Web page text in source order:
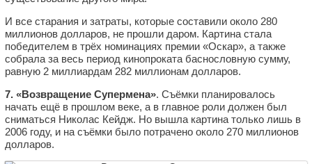
И все старания и затраты, которые составили около 280
миллионов долларов, не прошли даром. Картина стала
победителем в трёх номинациях премии «Оскар», а также
собрала за весь период кинопроката баснословную сумму,
равную 2 миллиардам 282 миллионам долларов.
7. «Возвращение Супермена». Съёмки планировалось
начать ещё в прошлом веке, а в главное роли должен был
сниматься Николас Кейдж. Но вышла картина только лишь в
2006 году, и на съёмки было потрачено около 270 миллионов
долларов.